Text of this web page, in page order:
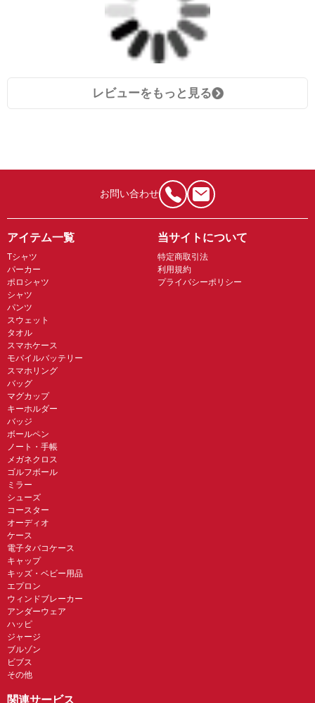
レビューをもっと見る
お問い合わせ
アイテム一覧
Tシャツ
パーカー
ポロシャツ
シャツ
パンツ
スウェット
タオル
スマホケース
モバイルバッテリー
スマホリング
バッグ
マグカップ
キーホルダー
バッジ
ボールペン
ノート・手帳
メガネクロス
ゴルフボール
ミラー
シューズ
コースター
オーディオ
ケース
電子タバコケース
キャップ
キッズ・ベビー用品
エプロン
ウィンドブレーカー
アンダーウェア
ハッピ
ジャージ
ブルゾン
ビブス
その他
当サイトについて
特定商取引法
利用規約
プライバシーポリシー
関連サービス